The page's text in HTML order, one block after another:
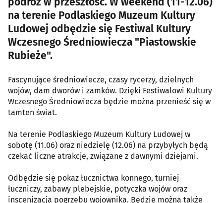
na terenie Podlaskiego Muzeum Kultury
Ludowej odbędzie się Festiwal Kultury
Wczesnego Średniowiecza "Piastowskie
Rubieże".
Fascynujące średniowiecze, czasy rycerzy, dzielnych
wojów, dam dworów i zamków. Dzięki Festiwalowi Kultury
Wczesnego Średniowiecza będzie można przenieść się w
tamten świat.
Na terenie Podlaskiego Muzeum Kultury Ludowej w
sobotę (11.06) oraz niedzielę (12.06) na przybyłych będą
czekać liczne atrakcje, związane z dawnymi dziejami.
Odbędzie się pokaz łucznictwa konnego, turniej
łuczniczy, zabawy plebejskie, potyczka wojów oraz
inscenizacja pogrzebu wojownika. Będzie można także